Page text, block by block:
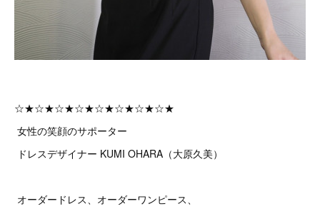
☆★☆★☆★☆★☆★☆★☆★☆★
女性の笑顔のサポーター
ドレスデザイナー KUMI OHARA（大原久美）
オーダードレス、オーダーワンピース、